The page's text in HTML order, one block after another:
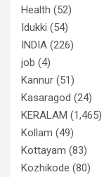
Health (52)
Idukki (54)
INDIA (226)
job (4)
Kannur (51)
Kasaragod (24)
KERALAM (1,465)
Kollam (49)
Kottayam (83)
Kozhikode (80)